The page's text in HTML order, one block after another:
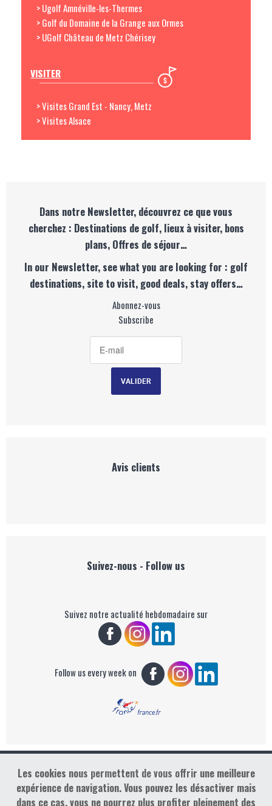
> Ugolf Amnéville-les-Thermes
> Golf du Domaine de la Grange aux Ormes
> UGolf Château de Metz Chérisey
VISITER
> Visites Grand Est - Nancy, Metz
> Visites Alsace
Dans notre Newsletter, découvrez ce que vous
cherchez : Destinations de golf, lieux à visiter, bons
plans, Offres de séjour…
In our Newsletter, see what you are looking for : golf
destinations, site to visit, good deals, stay offers…
Abonnez-vous
Subscribe
Avis clients
Suivez-nous - Follow us
Suivez notre actualité hebdomadaire sur
Follow us every week on
Copyright : Golf Rendez-vous
Les cookies nous permettent de vous offrir une meilleure
expérience de navigation. Vous pouvez les désactiver mais
dans ce cas, vous ne pourrez plus profiter pleinement des